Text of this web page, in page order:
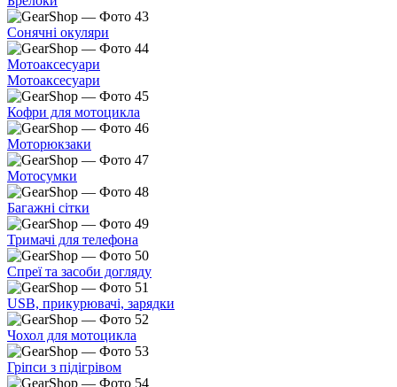
Сонячні окуляри
Мотоаксесуари
Мотоаксесуари
Кофри для мотоцикла
Моторюкзаки
Мотосумки
Багажні сітки
Тримачі для телефона
Спреї та засоби догляду
USB, прикурювачі, зарядки
Чохол для мотоцикла
Гріпси з підігрівом